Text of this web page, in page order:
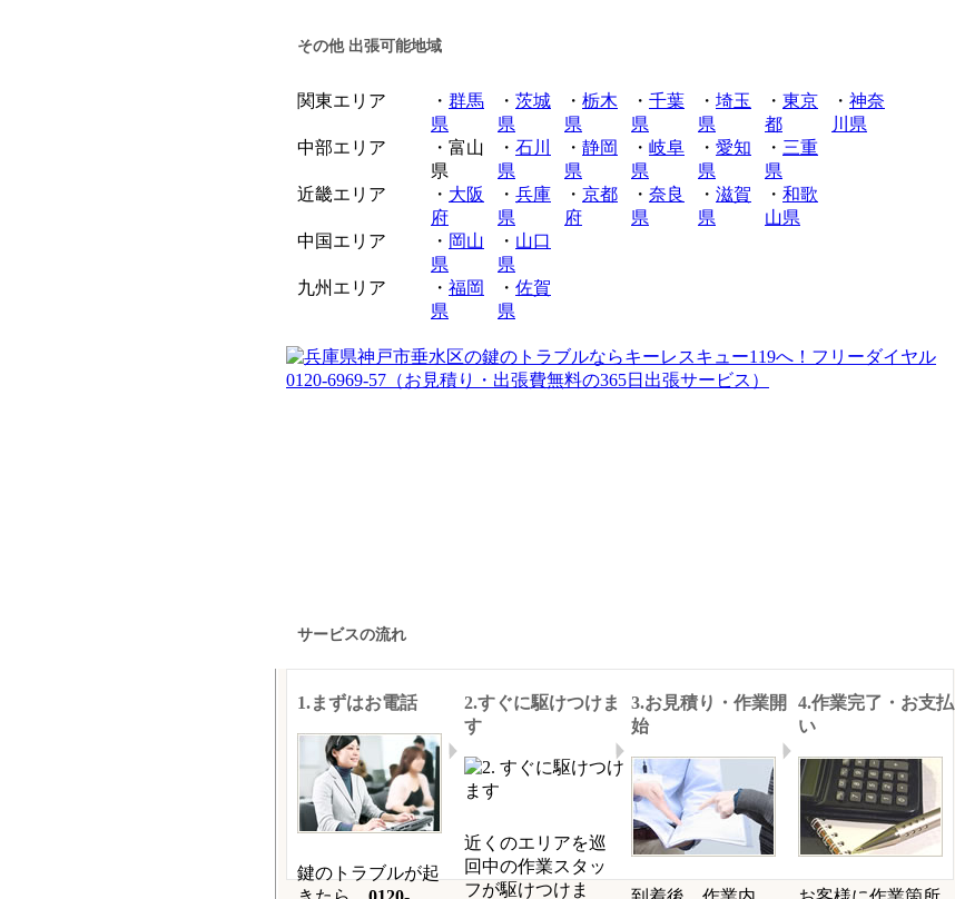
その他 出張可能地域
関東エリア ・ 群馬
県
・ 茨城
県
・ 栃木
県
・ 千葉
県
・ 埼玉
県
・ 東京
都
・ 神奈
川県
中部エリア
・富山
県
・ 石川
県
・ 静岡
県
・ 岐阜
県
・ 愛知
県
・ 三重
県
近畿エリア
・ 大阪
府
・ 兵庫
県
・ 京都
府
・ 奈良
県
・ 滋賀
県
・ 和歌
山県
中国エリア
・ 岡山
県
・ 山口
県
九州エリア
・ 福岡
県
・ 佐賀
県
サービスの流れ
1.まずはお電話
鍵のトラブルが起
2.すぐに駆けつけま
す
近くのエリアを巡
回中の作業スタッ
フが駆けつけま
3.お見積り・作業開
始
4.作業完了・お支払
い